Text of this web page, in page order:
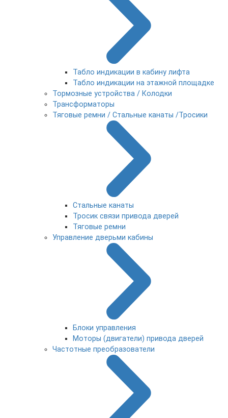
Табло индикации в кабину лифта
Табло индикации на этажной площадке
Тормозные устройства / Колодки
Трансформаторы
Тяговые ремни / Стальные канаты /Тросики
Стальные канаты
Тросик связи привода дверей
Тяговые ремни
Управление дверьми кабины
Блоки управления
Моторы (двигатели) привода дверей
Частотные преобразователи